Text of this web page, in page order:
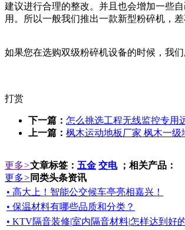
建议进行合理的整改。并且也会增加一些
用。所以一般我们推出一款新型粉碎机，
如果您在选购双级粉碎机设备的时候，我
打赏
下一篇： 怎么挑选工程无线监控专用
上一篇： 枫木运动地板厂家 枫木一
更多>文章标签： 五金 交电；相关产品：
更多> 同类头条资讯
• 高大上！智能公交候车亭亮相嘉兴！
• 保温材料有哪些品质和分类？
• KTV隔音装修|室内隔音材料|怎样达到好